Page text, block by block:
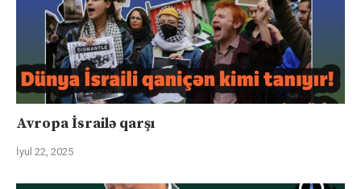
Avropa İsrailə qarşı
İyul 22, 2025